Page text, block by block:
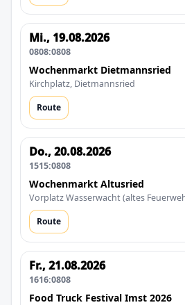
Mi., 19.08.2026
0808:0808
Wochenmarkt Dietmannsried
Kirchplatz, Dietmannsried
Route
Do., 20.08.2026
1515:0808
Wochenmarkt Altusried
Vorplatz Wasserwacht (altes
Route
Fr., 21.08.2026
1616:0808
Food Truck Festival Imst 2026